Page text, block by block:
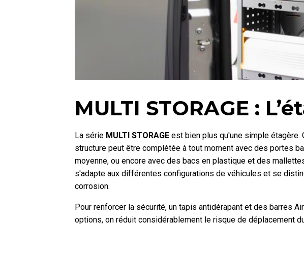
MULTI STORAGE :
La série MULTI STORAGE est bien plus qu'une simple
structure peut être complétée à tout moment avec des portes
moyenne, ou encore avec des bacs en plastique et des
s'adapte aux différentes configurations de véhicules et se
corrosion.
Pour renforcer la sécurité, un tapis antidérapant et des barres
options, on réduit considérablement le risque de déplacement